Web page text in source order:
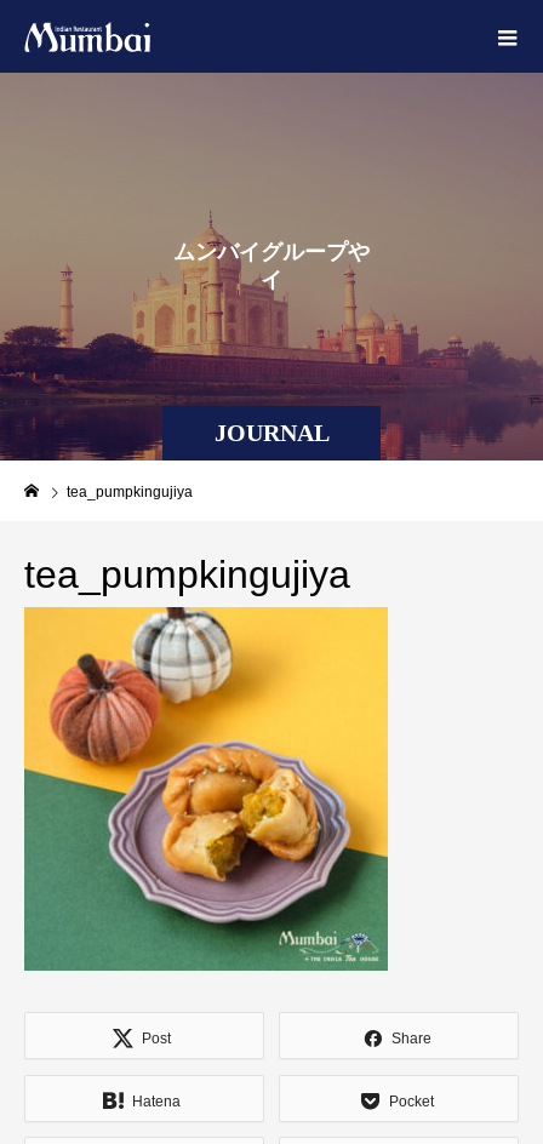
JOURNAL
ムンバイグループや
インド
tea_pumpkingujiya
tea_pumpkingujiya
Post Share
Hatena Pocket